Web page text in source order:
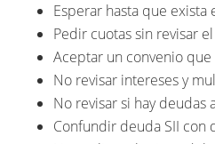
Esperar hasta que exista
Pedir cuotas sin revisar
Aceptar un convenio
No revisar intereses y
No revisar si hay deudas
Confundir deuda SII con